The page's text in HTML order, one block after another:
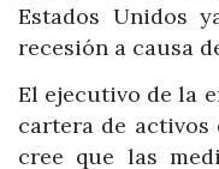
Estados Unidos
recesión a causa
El ejecutivo de la
cartera de activos
cree que las